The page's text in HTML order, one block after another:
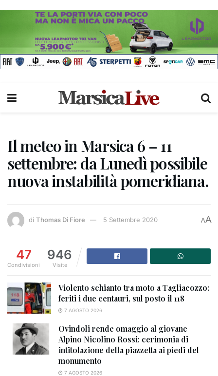
Il meteo in Marsica 6 – 11
settembre: da Lunedì possibile
nuova instabilità pomeridiana.
di Thomas Di Fiore 5 Settembre 2020 AA
47
Condivisioni
946
Visite
Violento schianto tra moto a Tagliacozzo:
feriti i due centauri, sul posto il 118
7 AGOSTO 2026
Ovindoli rende omaggio al giovane
Alpino Nicolino Rossi: cerimonia di
intitolazione della piazzetta ai piedi del
monumento
7 AGOSTO 2026